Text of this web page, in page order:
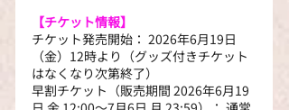
【チケット情報】
チケット発売開始： 2026年6月19日
（金）12時より（グッズ付きチケット
はなくなり次第終了）
早割チケット（販売期間 2026年6月19